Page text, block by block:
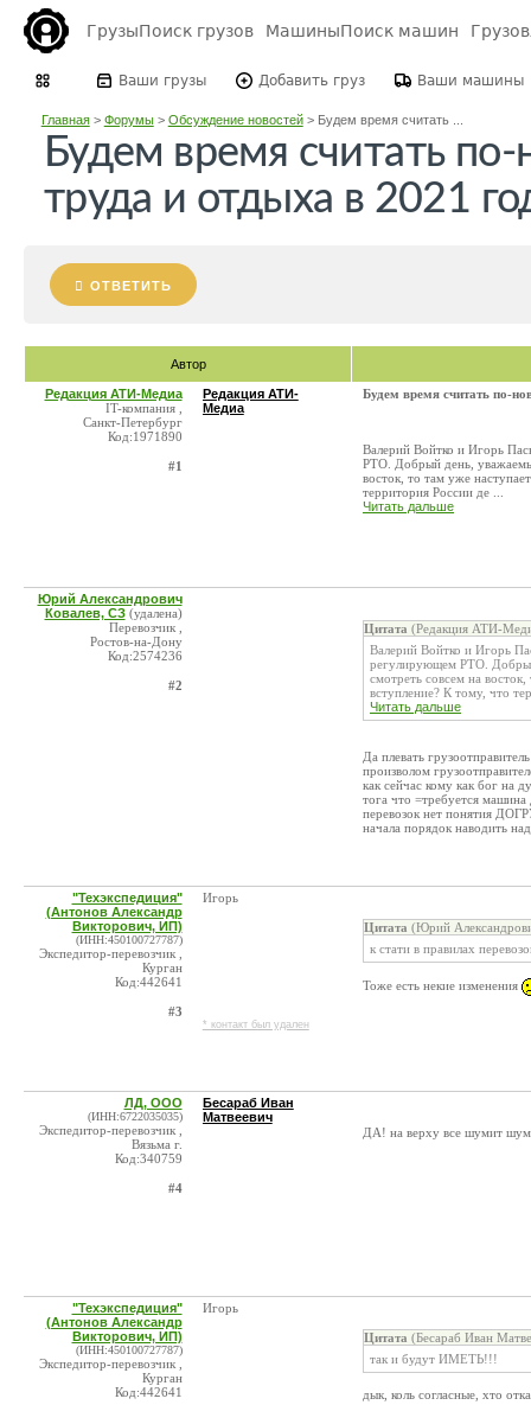
ГрузыПоиск грузов МашиныПоиск машин
Ваши грузы Добавить груз Ваши машины
Главная> Форумы> Обсуждение новостей> Будем время считать ...
Будем время считать
труда и отдыха в 2021
ОТВЕТИТЬ
Автор
Редакция АТИ-Медиа
IT-компания ,
Санкт-Петербург
Код:1971890
#1
Редакция АТИ-
Медиа
Будем время считать по-
Валерий Войтко и Игорь
РТО. Добрый день,
восток, то там уже
территория России де ...
Читать дальше
Юрий Александрович
Ковалев, СЗ (удалена)
Перевозчик ,
Ростов-на-Дону
Код:2574236
#2
Цитата (Редакция АТИ-
Валерий Войтко и Игорь
регулирующем РТО.
смотреть совсем на
вступление? К тому, что
Читать дальше
Да плевать
произволом
как сейчас кому как бог на
тога что =требуется
перевозок нет понятия
начала порядок наводить
"Техэкспедиция"
(Антонов Александр
Викторович, ИП)
(ИНН:450100727787)
Экспедитор-перевозчик ,
Курган
Код:442641
#3
Игорь
* контакт был удален
Цитата (Юрий
к стати в правилах
Тоже есть некие изменения
ЛД, ООО
(ИНН:6722035035)
Экспедитор-перевозчик ,
Вязьма г.
Код:340759
#4
Бесараб Иван
Матвеевич
ДА! на верху все шумит
"Техэкспедиция"
(Антонов Александр
Викторович, ИП)
(ИНН:450100727787)
Экспедитор-перевозчик ,
Курган
Код:442641
Игорь
Цитата (Бесараб Иван
так и будут ИМЕТЬ!!!
дык, коль согласные, хто